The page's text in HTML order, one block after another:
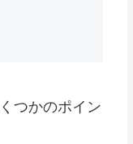
つかのポイン